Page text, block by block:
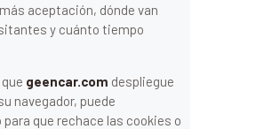
aceptación, dónde van
y cuánto tiempo
geencar.com despliegue
navegador, puede
que rechace las cookies o